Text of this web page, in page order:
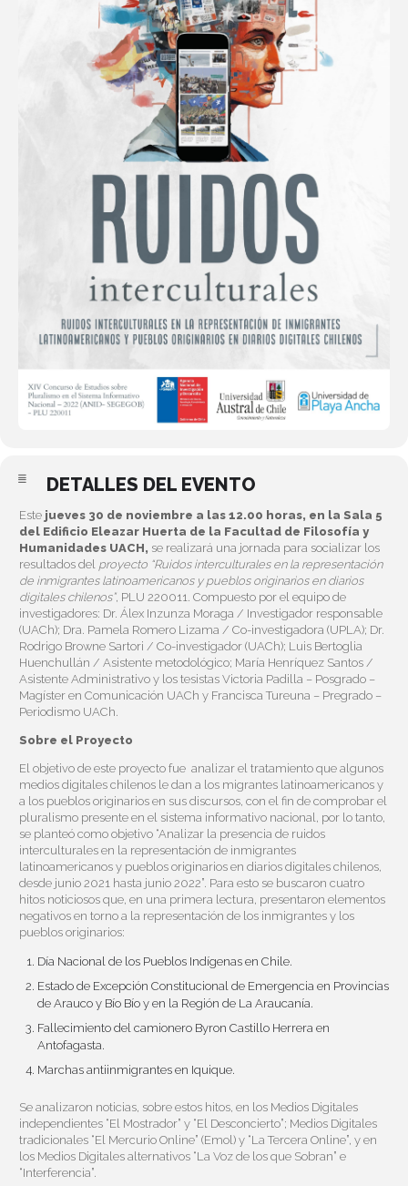
DETALLES DEL EVENTO
Este jueves 30 de noviembre a las 12.00 horas, en la Sala 5
del Edificio Eleazar Huerta de la Facultad de Filosofía y
Humanidades UACH, se realizará una jornada para socializar los
resultados del proyecto “Ruidos interculturales en la representación
de inmigrantes latinoamericanos y pueblos originarios en diarios
digitales chilenos”, PLU 220011. Compuesto por el equipo de
investigadores: Dr. Álex Inzunza Moraga / Investigador responsable
(UACh); Dra. Pamela Romero Lizama / Co-investigadora (UPLA); Dr.
Rodrigo Browne Sartori / Co-investigador (UACh); Luis Bertoglia
Huenchullán / Asistente metodológico; María Henríquez Santos /
Asistente Administrativo y los tesistas Victoria Padilla – Posgrado –
Magíster en Comunicación UACh y Francisca Tureuna – Pregrado –
Periodismo UACh.
Sobre el Proyecto
El objetivo de este proyecto fue analizar el tratamiento que algunos
medios digitales chilenos le dan a los migrantes latinoamericanos y
a los pueblos originarios en sus discursos, con el fin de comprobar el
pluralismo presente en el sistema informativo nacional, por lo tanto,
se planteó como objetivo “Analizar la presencia de ruidos
interculturales en la representación de inmigrantes
latinoamericanos y pueblos originarios en diarios digitales chilenos,
desde junio 2021 hasta junio 2022”. Para esto se buscaron cuatro
hitos noticiosos que, en una primera lectura, presentaron elementos
negativos en torno a la representación de los inmigrantes y los
pueblos originarios:
Día Nacional de los Pueblos Indígenas en Chile.
Estado de Excepción Constitucional de Emergencia en Provincias
de Arauco y Bío Bío y en la Región de La Araucanía.
Fallecimiento del camionero Byron Castillo Herrera en
Antofagasta.
Marchas antiinmigrantes en Iquique.
Se analizaron noticias, sobre estos hitos, en los Medios Digitales
independientes “El Mostrador” y “El Desconcierto”; Medios Digitales
tradicionales “El Mercurio Online” (Emol) y “La Tercera Online”, y en
los Medios Digitales alternativos “La Voz de los que Sobran” e
“Interferencia”.